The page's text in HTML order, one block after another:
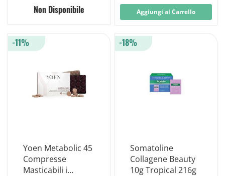
Non Disponibile
MONOdose
Aggiungi al Carrello
Yoen Metabolic 45
Compresse
Masticabili i
-11%
Somatoline
Collagene Beauty
10g Tropical 216g
-18%